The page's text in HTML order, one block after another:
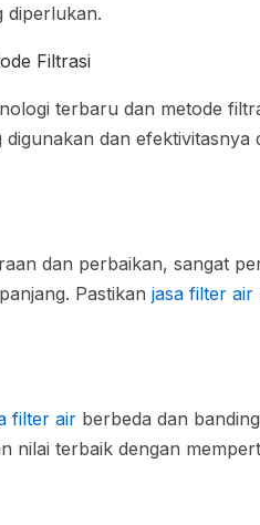
diperlukan.
Filtrasi
terbaru dan metode
dan efektivitasnya
dan perbaikan, sangat
Pastikan jasa filter air
filter air berbeda dan
nilai terbaik dengan